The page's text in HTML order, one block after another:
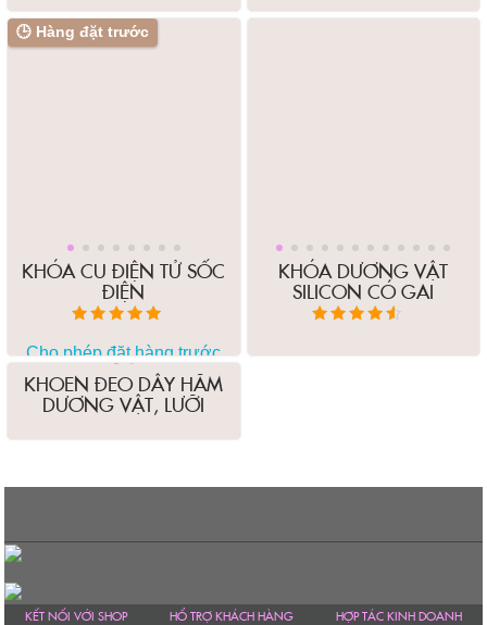
phẩm
này
có
thể
được
chọn
trang
sản
phẩm
5.00
🕒 Hàng đặt trước
KHÓA CU ĐIỆN TỬ SỐC
ĐIỆN
5.00
5 sao
Cho phép đặt hàng trước
KHÓA DƯƠNG VẬT
SILICON CÓ GAI
KHOEN ĐEO DÂY HÃM
DƯƠNG VẬT, LƯỠI
KẾT NỐI VỚI SHOP HỔ TRỢ KHÁCH HÀNG HỢP TÁC KINH DOANH